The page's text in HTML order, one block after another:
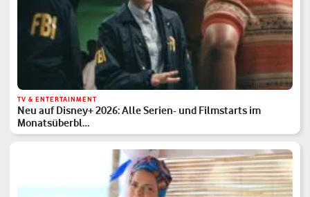
TV & ENTERTAINMENT
Neu auf Disney+ 2026: Alle Serien- und Filmstarts im
Monatsüberbl…